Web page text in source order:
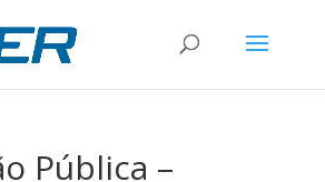
Pública –